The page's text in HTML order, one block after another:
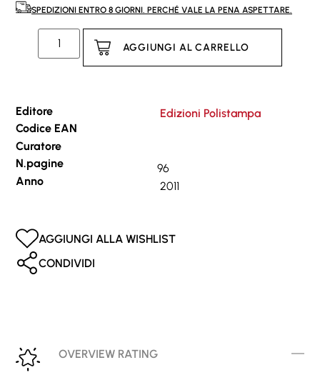
SPEDIZIONI ENTRO 8 GIORNI. PERCHÉ VALE LA PENA ASPETTARE.
AGGIUNGI AL CARRELLO
Editore
Edizioni Polistampa
Codice EAN
Curatore
N.pagine
96
Anno
2011
AGGIUNGI ALLA WISHLIST
CONDIVIDI
OVERVIEW RATING